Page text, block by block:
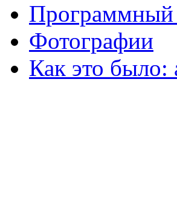
Программный
Фотографии
Как это было: